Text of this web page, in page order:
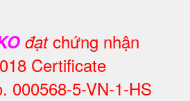
đạtchứng nhận
Certificate
000568-5-VN-1-HS